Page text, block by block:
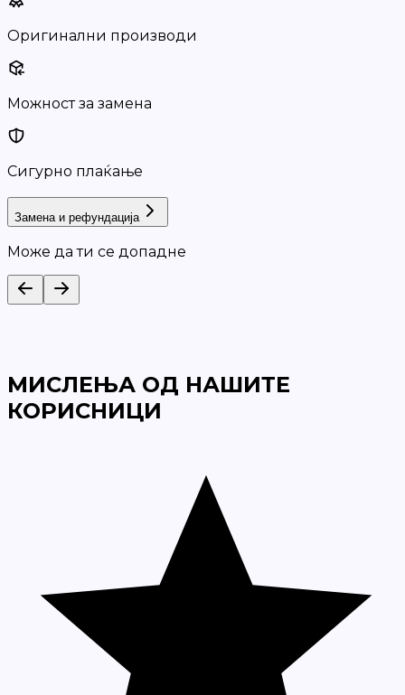
Оригинални производи
Можност за замена
Сигурно плаќање
Замена и рефундација
Може да ти се допадне
МИСЛЕЊА ОД НАШИТЕ
КОРИСНИЦИ